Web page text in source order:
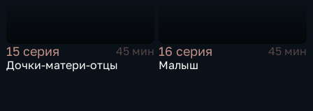
15 серия
45 мин
Дочки-матери-отцы
16 серия
45 мин
Малыш